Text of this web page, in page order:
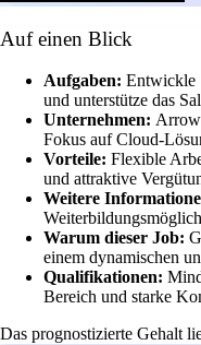
Auf einen Blick
Aufgaben: Entwickle
und unterstütze das
Unternehmen:
Fokus auf Cloud-
Vorteile: Flexible
und attraktive
Weitere
Warum dieser Job:
einem dynamischen
Qualifikationen:
Bereich und starke
Das prognostizierte Gehalt